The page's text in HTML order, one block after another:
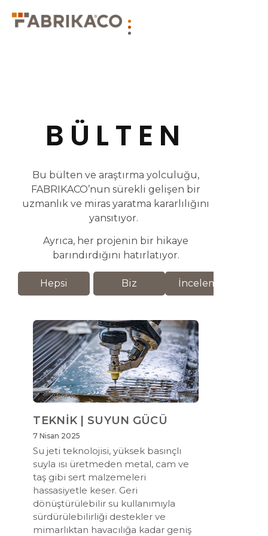
BÜLTEN
Bu bülten ve araştırma yolculuğu,
FABRIKACO’nun sürekli gelişen bir
uzmanlık ve miras yaratma kararlılığını
yansıtıyor.
Ayrıca, her projenin bir hikaye
barındırdığını hatırlatıyor.
Hepsi Biz İnceleme
TEKNİK | SUYUN GÜCÜ
7 Nisan 2025
Su jeti teknolojisi, yüksek basınçlı
suyla ısı üretmeden metal, cam ve
taş gibi sert malzemeleri
hassasiyetle keser. Geri
dönüştürülebilir su kullanımıyla
sürdürülebilirliği destekler ve
mimarlıktan havacılığa kadar geniş